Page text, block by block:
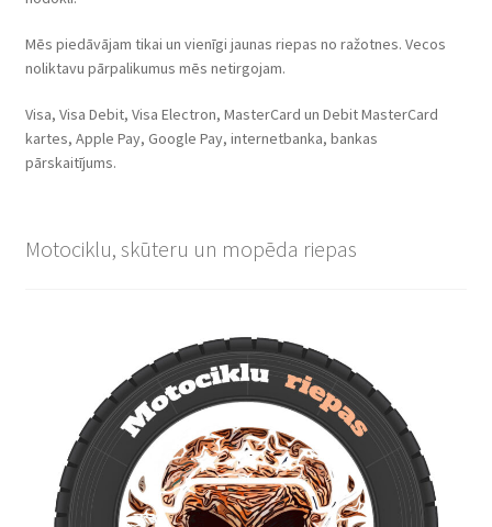
Mēs piedāvājam tikai un vienīgi jaunas riepas no ražotnes. Vecos
noliktavu pārpalikumus mēs netirgojam.
Visa, Visa Debit, Visa Electron, MasterCard un Debit MasterCard
kartes, Apple Pay, Google Pay, internetbanka, bankas
pārskaitījums.
Motociklu, skūteru un mopēda riepas